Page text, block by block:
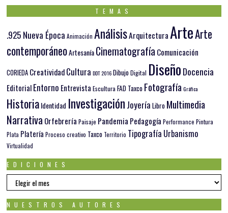
TEMAS
.925 Nueva Época Animación AnálisisArquitecturaArteArte
contemporáneoArtesaníaCinematografíaComunicación
CORIEDA CreatividadCultura DDT 2016 DibujoDigital DiseñoDocencia
EditorialEntorno Entrevista EsculturaFAD Taxco Fotografía Gráfica
HistoriaIdentidad Investigación Joyería Libro Multimedia
NarrativaOrfebrería Paisaje Pandemia Pedagogía Performance Pintura
Plata Platería Proceso creativo Taxco Territorio Tipografía Urbanismo
Virtualidad
EDICIONES
EDICIONES
NUESTROS AUTORES